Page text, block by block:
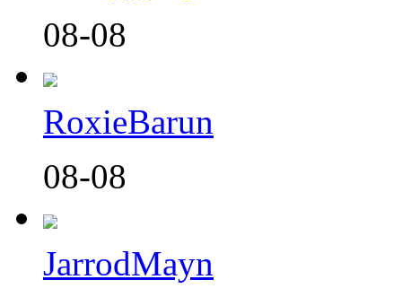
08-08
RoxieBarun
08-08
JarrodMayn